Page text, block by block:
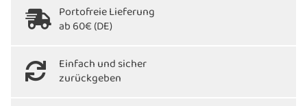
Portofreie Lieferung
ab 60€ (DE)
Einfach und sicher
zurückgeben